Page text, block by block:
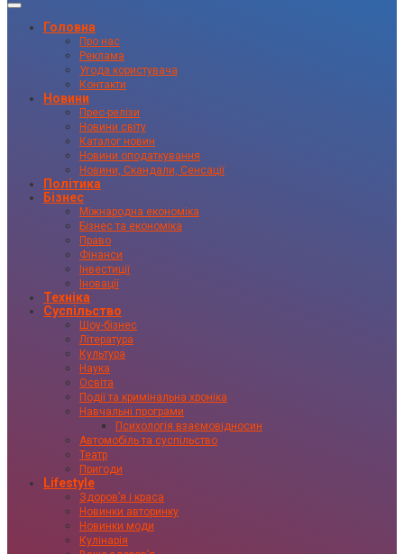
Головна
Про нас
Реклама
Угода користувача
Контакти
Новини
Прес-релізи
Новини світу
Каталог новин
Новини оподаткування
Новини, Скандали, Сенсації
Політика
Бізнес
Міжнародна економіка
Бізнес та економіка
Право
Фінанси
Інвестиції
Іновації
Техніка
Суспільство
Шоу-бізнес
Література
Культура
Наука
Освіта
Події та кримінальна хроніка
Навчальні програми
Психологія взаємовідносин
Автомобіль та суспільство
Театр
Пригоди
Lifestyle
Здоровʼя і краса
Новинки авторинку
Новинки моди
Кулінарія